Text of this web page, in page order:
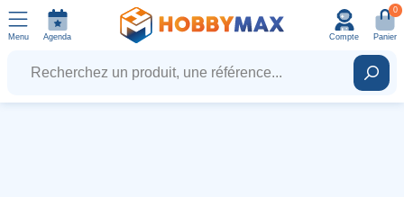
Menu Agenda Compte
0
Panier
Recherchez un produit, une référence...